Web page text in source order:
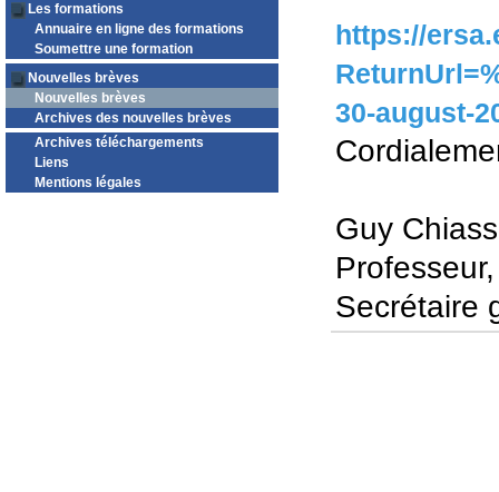
Les formations
Annuaire en ligne des formations
Soumettre une formation
Nouvelles brèves
Nouvelles brèves
Archives des nouvelles brèves
Archives téléchargements
Liens
Mentions légales
https://
30-august-
Guy
Secrétaire